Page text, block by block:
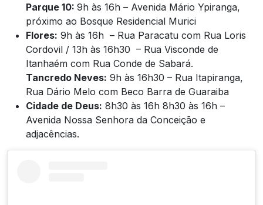
Parque 10: 9h às 16h – Avenida Mário Ypiranga,
próximo ao Bosque Residencial Murici
Flores: 9h às 16h – Rua Paracatu com Rua Loris
Cordovil / 13h às 16h30 – Rua Visconde de
Itanhaém com Rua Conde de Sabará.
Tancredo Neves: 9h às 16h30 – Rua Itapiranga,
Rua Dário Melo com Beco Barra de Guaraiba
Cidade de Deus: 8h30 às 16h 8h30 às 16h –
Avenida Nossa Senhora da Conceição e
adjacências.